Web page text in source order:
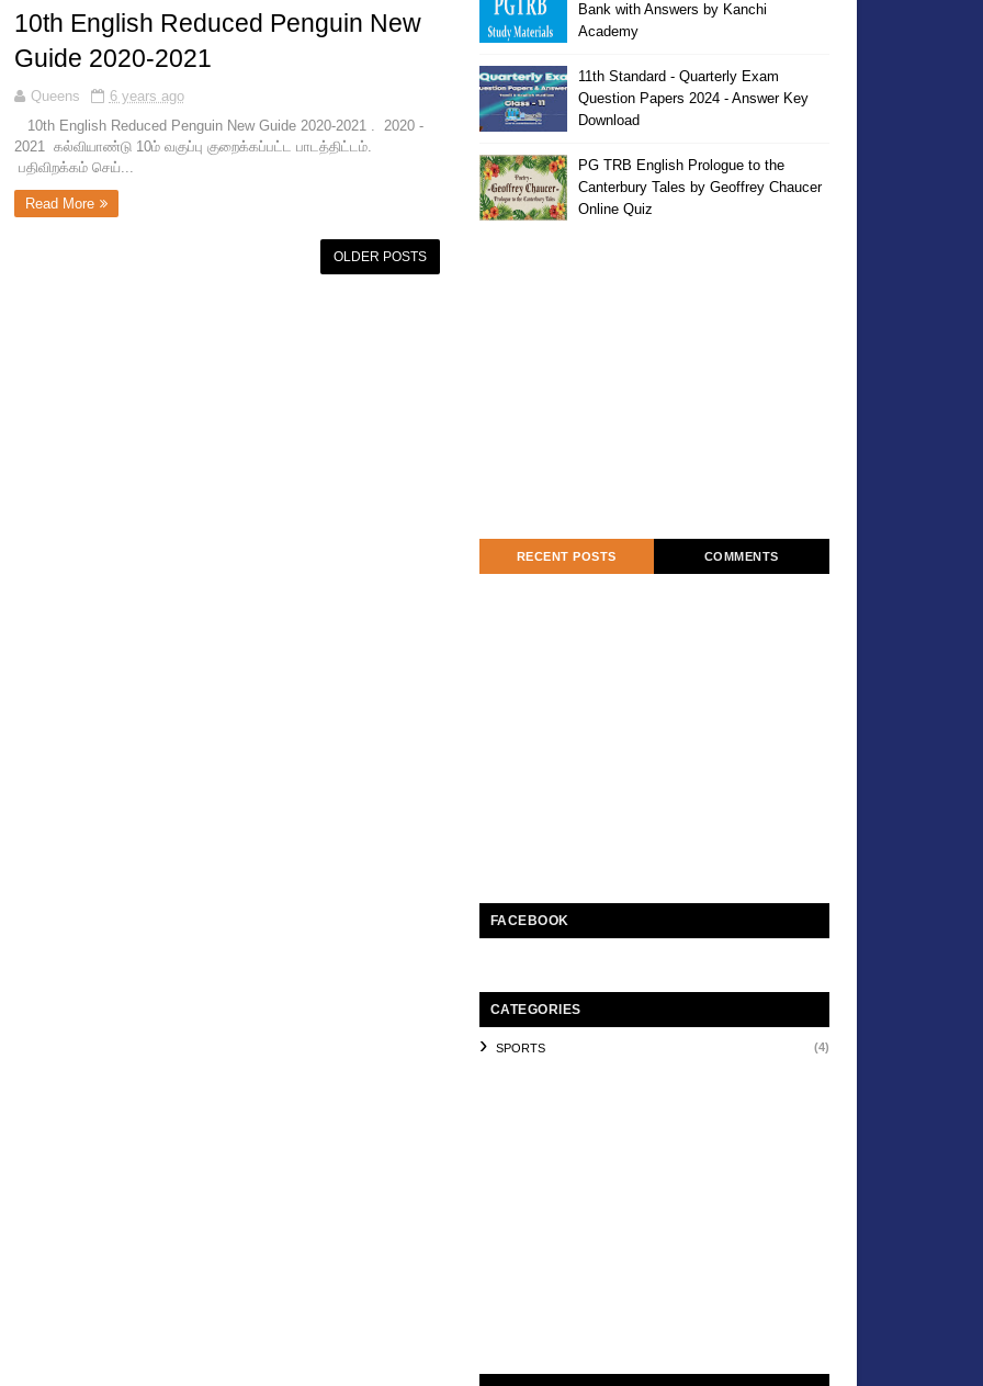
10th English Reduced Penguin New
Guide 2020-2021
Queens
6 years ago
10th English Reduced Penguin New Guide 2020-2021 . 2020 -
2021 கல்வியாண்டு 10ம் வகுப்பு குறைக்கப்பட்ட பாடத்திட்டம்.
பதிவிறக்கம் செய்...
Read More
OLDER POSTS
Bank with Answers by Kanchi
Academy
11th Standard - Quarterly Exam
Question Papers 2024 - Answer Key
Download
PG TRB English Prologue to the
Canterbury Tales by Geoffrey Chaucer
Online Quiz
RECENT POSTS COMMENTS
FACEBOOK
CATEGORIES
SPORTS (4)